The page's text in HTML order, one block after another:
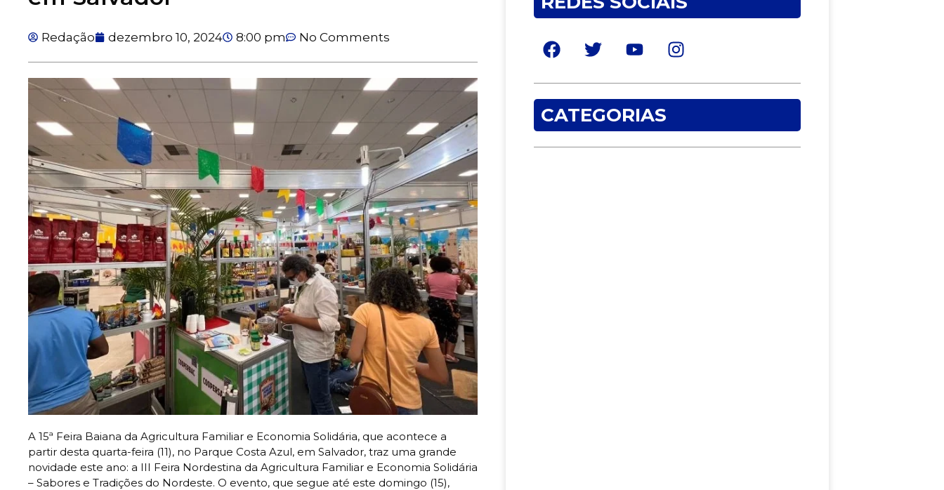
Redação dezembro 10, 2024 8:00 pm No Comments
A 15ª Feira Baiana da Agricultura Familiar e Economia Solidária, que acontece a
partir desta quarta-feira (11), no Parque Costa Azul, em Salvador, traz uma grande
novidade este ano: a III Feira Nordestina da Agricultura Familiar e Economia Solidária
– Sabores e Tradições do Nordeste. O evento, que segue até este domingo (15),
CATEGORIAS